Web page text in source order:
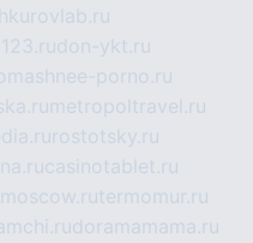
don-ykt.ru
porno.ru
metropoltravel.ru
rostotsky.ru
casinotablet.ru
termomur.ru
doramamama.ru